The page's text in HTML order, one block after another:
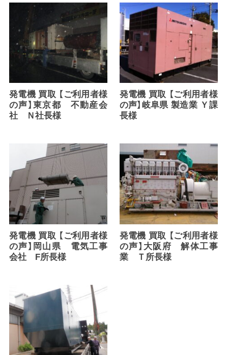
発電機 買取 【ご利用者様
の声】東京都 不動産会
社 Ｎ社長様
発電機 買取 【ご利用者様
の声】岐阜県 製造業 Ｙ課
長様
発電機 買取 【ご利用者様
の声】岡山県 電気工事
会社 F所長様
発電機 買取 【ご利用者様
の声】大阪府 解体工事
業 Ｔ所長様